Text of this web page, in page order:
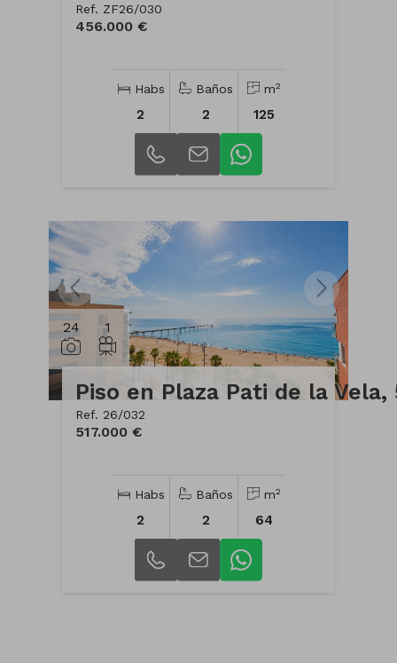
Ref. ZF26/030
456.000 €
Habs
2
Baños
2
m2
125
24 1
Piso en Plaza Pati de la Vela,
Ref. 26/032
517.000 €
Habs
2
Baños
2
m2
64